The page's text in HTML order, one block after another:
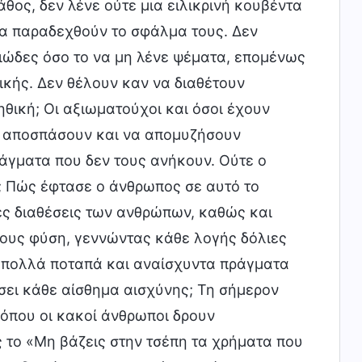
δεν λένε ούτε μια ειλικρινή κουβέντα
παραδεχθούν το σφάλμα τους. Δεν
όσο το να μη λένε ψέματα, επομένως
Δεν θέλουν καν να διαθέτουν
Οι αξιωματούχοι και όσοι έχουν
και να απομυζήσουν
που δεν τους ανήκουν. Ούτε ο
Πώς έφτασε ο άνθρωπος σε αυτό το
διαθέσεις των ανθρώπων, καθώς και
φύση, γεννώντας κάθε λογής δόλιες
πολλά ποταπά και αναίσχυντα πράγματα
κάθε αίσθημα αισχύνης; Τη σήμερον
οι κακοί άνθρωποι δρουν
«Μη βάζεις στην τσέπη τα χρήματα που